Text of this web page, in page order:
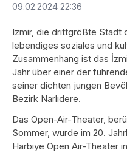
09.02.2024 22:36
Izmir, die drittgrößte Stadt
lebendiges soziales und
Zusammenhang ist das
Jahr über einer der
seiner dichten jungen
Bezirk Narlıdere.
Das Open-Air-Theater,
Sommer, wurde im 20.
Harbiye Open Air-Theater